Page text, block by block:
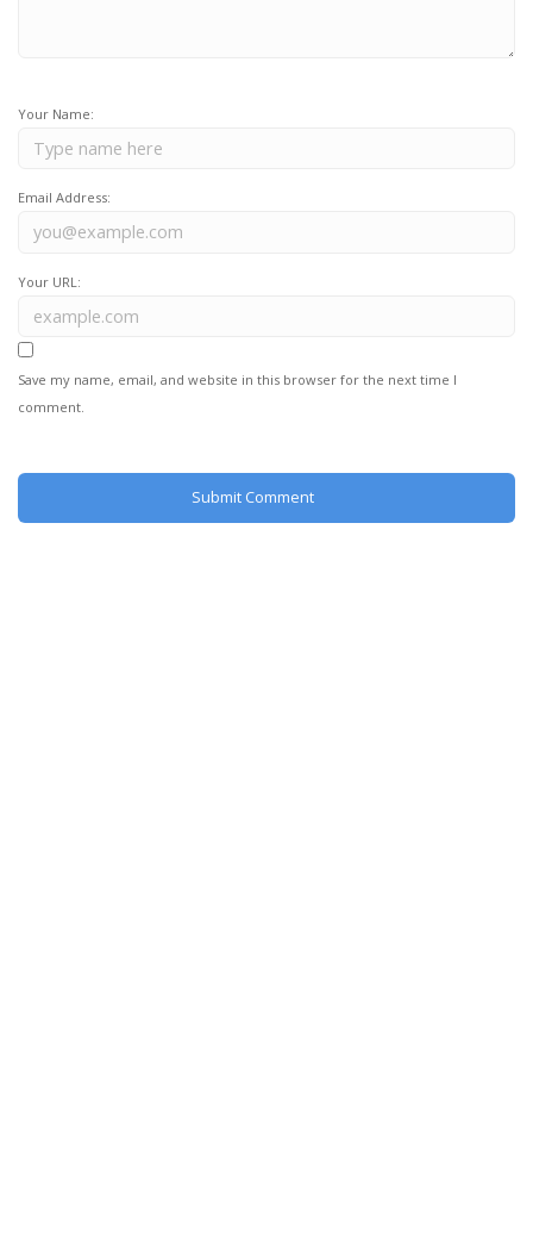
Your Name:
Email Address:
Your URL:
Save my name, email, and website in this browser for the next time I
comment.